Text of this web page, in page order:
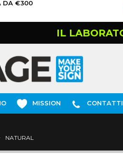
DA €300
IL
MISSION CONTATTI
NATURAL